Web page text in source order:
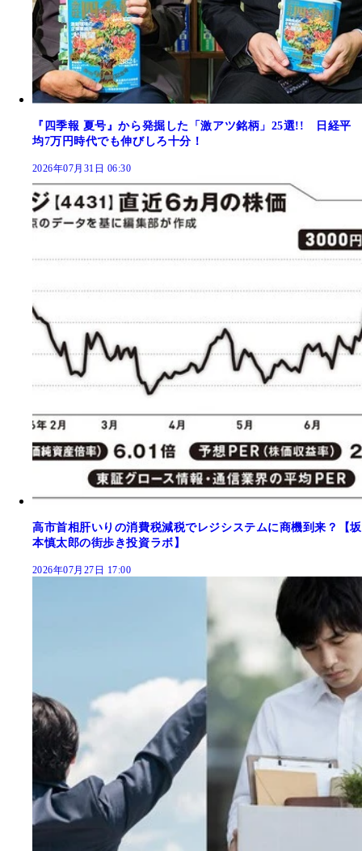
『四季報 夏号』から発掘した「激アツ銘柄」25選!! 日経平
均7万円時代でも伸びしろ十分！
2026年07月31日 06:30
高市首相肝いりの消費税減税でレジシステムに商機到来？【坂
本慎太郎の街歩き投資ラボ】
2026年07月27日 17:00